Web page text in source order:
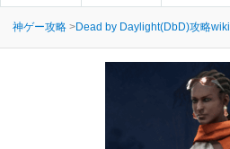
神ゲー攻略 Dead by Daylight(DbD)攻略wiki